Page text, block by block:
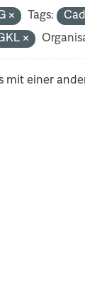
Tags:
mit einer